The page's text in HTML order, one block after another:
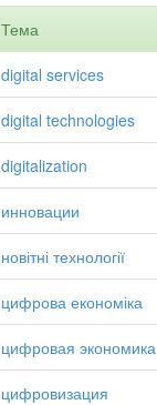
Тема
digital services
digital technologies
digitalization
инновации
новітні технології
цифрова економіка
цифровая экономика
цифровизация